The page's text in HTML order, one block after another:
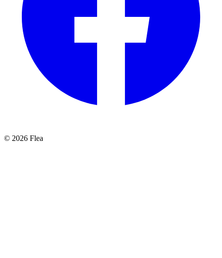
© 2026 Flea